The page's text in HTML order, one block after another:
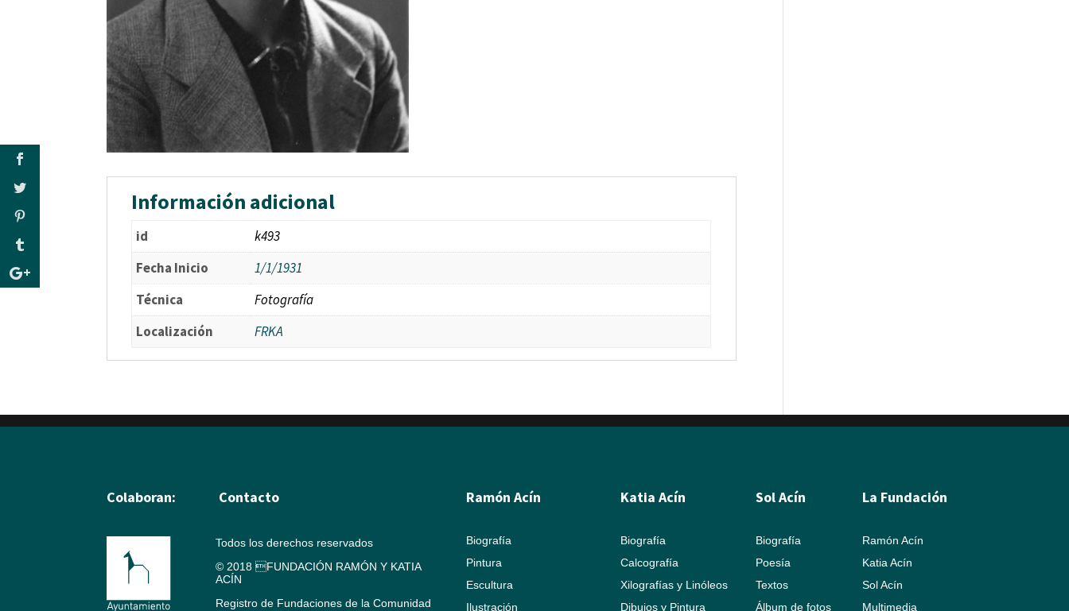
Información adicional
id
k493
Fecha Inicio
1/1/1931
Técnica
Fotografía
Localización
FRKA
Colaboran: Contacto
Todos los derechos reservados
© 2018 FUNDACIÓN RAMÓN Y KATIA
ACÍN
Registro de Fundaciones de la Comunidad
Ramón Acín
Biografía
Pintura
Escultura
Ilustración
Katia Acín
Biografía
Calcografía
Xilografías y Linóleos
Dibujos y Pintura
Sol Acín
Biografía
Poesía
Textos
Álbum de fotos
La Fundación
Ramón Acín
Katia Acín
Sol Acín
Multimedia